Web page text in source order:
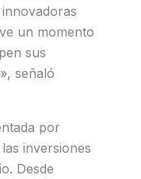
un momento
sus
señaló
por
inversiones
Desde